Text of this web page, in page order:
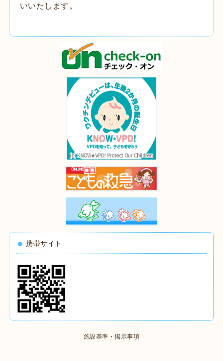
いいたします。
携帯サイト
施設基準・掲示事項